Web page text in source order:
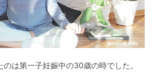
は第一子妊娠中の30歳の時でした。